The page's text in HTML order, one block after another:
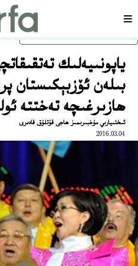
ئاساسلىق مەزمۇنغا ئاتلاڭسەھىپە
ياپونىيەلىك
بىلەن ئۆزبېكىستان
ھازىرغىچە تەختتە
ئىختىيارىي مۇخبىرىمىز ھاجى قۇتلۇق قادىرى
2016.03.04